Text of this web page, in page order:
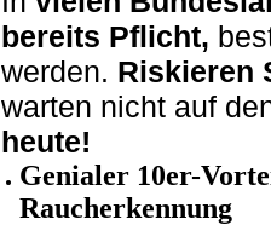
bereits Pflicht,
werden. Riskieren
warten nicht auf
heute!
Genialer 10er-
Raucherkennung